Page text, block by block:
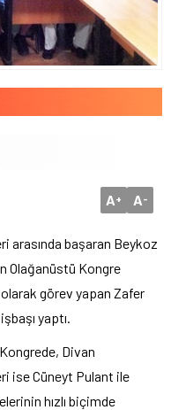
A+ A-
arasında başaran Beykoz
Olağanüstü Kongre
görev yapan Zafer
yaptı.
Divan
ise Cüneyt Pulant ile
hızlı biçimde